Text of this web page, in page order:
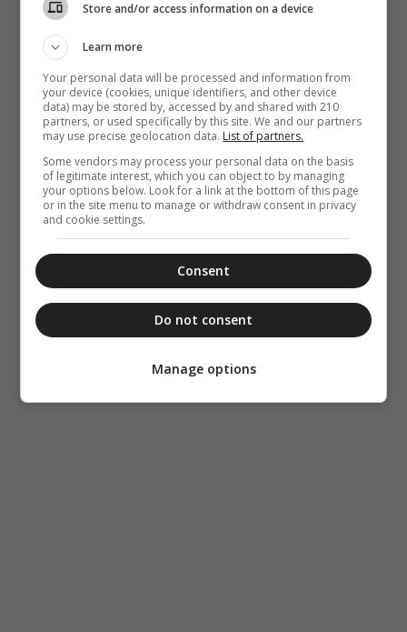
Store and/or access information on a device
Learn more
Your personal data will be processed and information from
your device (cookies, unique identifiers, and other device
data) may be stored by, accessed by and shared with 210
partners, or used specifically by this site. We and our partners
may use precise geolocation data. List of partners.
Some vendors may process your personal data on the basis
of legitimate interest, which you can object to by managing
your options below. Look for a link at the bottom of this page
or in the site menu to manage or withdraw consent in privacy
and cookie settings.
Consent
Do not consent
Manage options